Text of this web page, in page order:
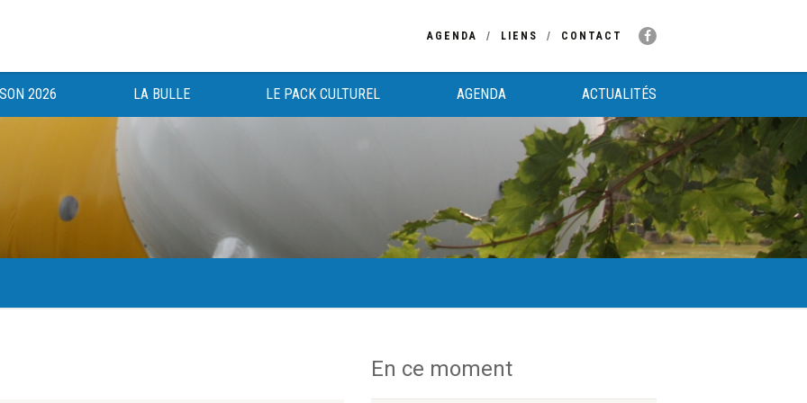
AGENDA LIENS CONTACT
2026 LA BULLE LE PACK CULTUREL AGENDA ACTUALITÉS
au bénéfice des haut-saônois depuis 1983. En ce moment